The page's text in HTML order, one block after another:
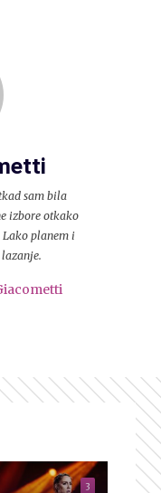
sam bila
izbore otkako
planem i
3